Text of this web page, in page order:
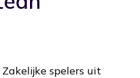
spelers uit